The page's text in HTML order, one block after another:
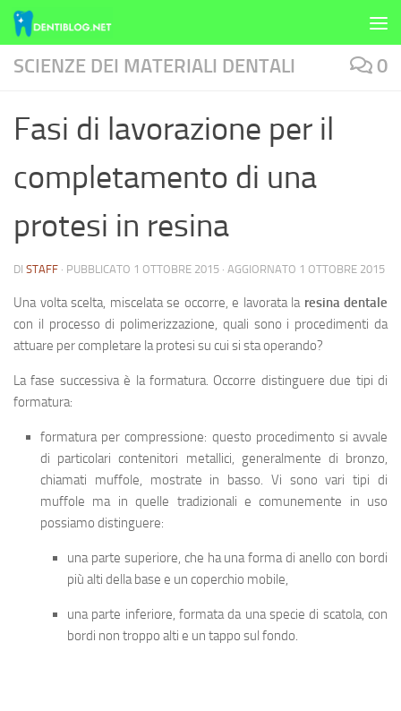
Skip to content
SCIENZE DEI MATERIALI DENTALI 0
Fasi di lavorazione per il
completamento di una
protesi in resina
DI STAFF · PUBBLICATO 1 OTTOBRE 2015 · AGGIORNATO 1 OTTOBRE 2015
Una volta scelta, miscelata se occorre, e lavorata la resina dentale
con il processo di polimerizzazione, quali sono i procedimenti da
attuare per completare la protesi su cui si sta operando?
La fase successiva è la formatura. Occorre distinguere due tipi di
formatura:
formatura per compressione: questo procedimento si avvale
di particolari contenitori metallici, generalmente di bronzo,
chiamati muffole, mostrate in basso. Vi sono vari tipi di
muffole ma in quelle tradizionali e comunemente in uso
possiamo distinguere:
una parte superiore, che ha una forma di anello con bordi
più alti della base e un coperchio mobile,
una parte inferiore, formata da una specie di scatola, con
bordi non troppo alti e un tappo sul fondo.